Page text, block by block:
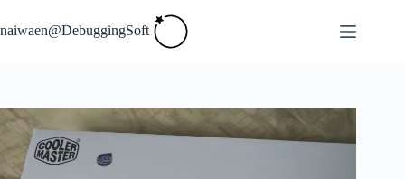
content
naiwaen@DebuggingSoft